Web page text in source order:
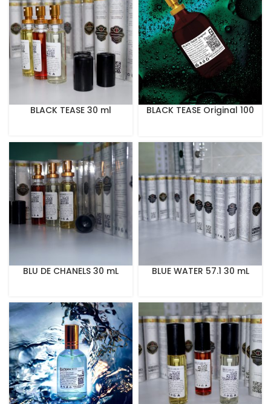
BLACK TEASE 30 ml
BLACK TEASE Original 100
BLU DE CHANELS 30 mL BLUE WATER 57.1 30 mL